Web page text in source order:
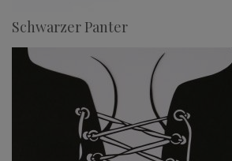
Schwarzer Panter